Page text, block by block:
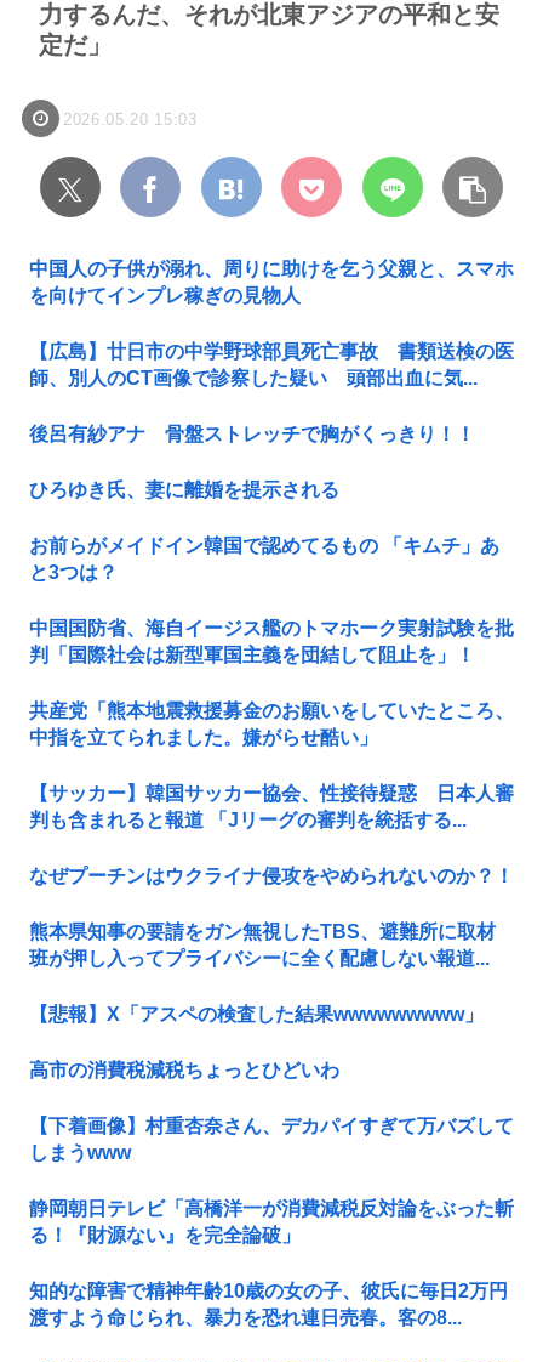
力するんだ、それが北東アジアの平和と安
定だ」
2026.05.20 15:03
中国人の子供が溺れ、周りに助けを乞う父親と、スマホ
を向けてインプレ稼ぎの見物人
【広島】廿日市の中学野球部員死亡事故 書類送検の医
師、別人のCT画像で診察した疑い 頭部出血に気...
後呂有紗アナ 骨盤ストレッチで胸がくっきり！！
ひろゆき氏、妻に離婚を提示される
お前らがメイドイン韓国で認めてるもの 「キムチ」あ
と3つは？
中国国防省、海自イージス艦のトマホーク実射試験を批
判「国際社会は新型軍国主義を団結して阻止を」！
共産党「熊本地震救援募金のお願いをしていたところ、
中指を立てられました。嫌がらせ酷い」
【サッカー】韓国サッカー協会、性接待疑惑 日本人審
判も含まれると報道 「Jリーグの審判を統括する...
なぜプーチンはウクライナ侵攻をやめられないのか？！
熊本県知事の要請をガン無視したTBS、避難所に取材
班が押し入ってプライバシーに全く配慮しない報道...
【悲報】X「アスペの検査した結果wwwwwwwww」
高市の消費税減税ちょっとひどいわ
【下着画像】村重杏奈さん、デカパイすぎて万バズして
しまうwww
静岡朝日テレビ「高橋洋一が消費減税反対論をぶった斬
る！『財源ない』を完全論破」
知的な障害で精神年齢10歳の女の子、彼氏に毎日2万円
渡すよう命じられ、暴力を恐れ連日売春。客の8...